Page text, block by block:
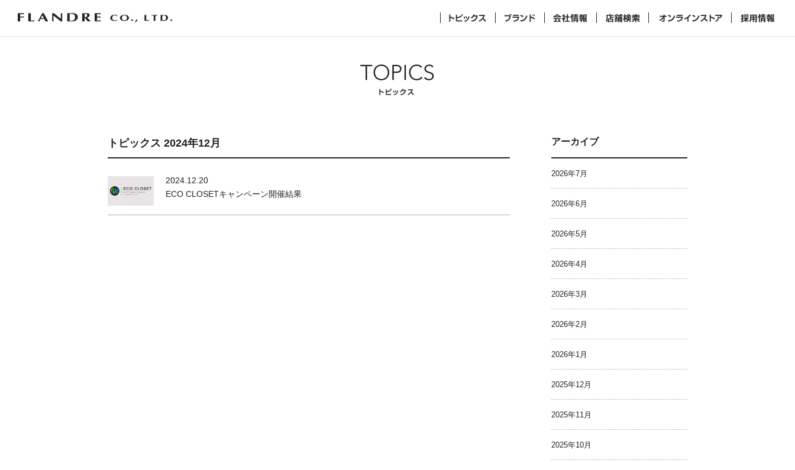
トピックス 2024年12月 アーカイブ
2026年7月
2026年6月
2026年5月
2026年4月
2026年3月
2026年2月
2026年1月
2025年12月
2025年11月
2025年10月
ECO CLOSETキャンペーン開催結果
2024.12.20